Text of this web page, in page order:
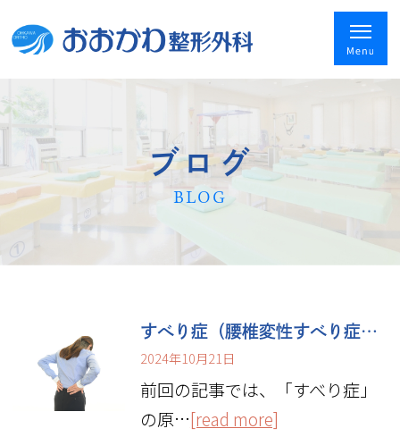
ブログ
BLOG
すべり症（腰椎変性すべり症・分離すべり症）の治療法
2024年10月21日
前回の記事では、「すべり症」
の原…[read more]